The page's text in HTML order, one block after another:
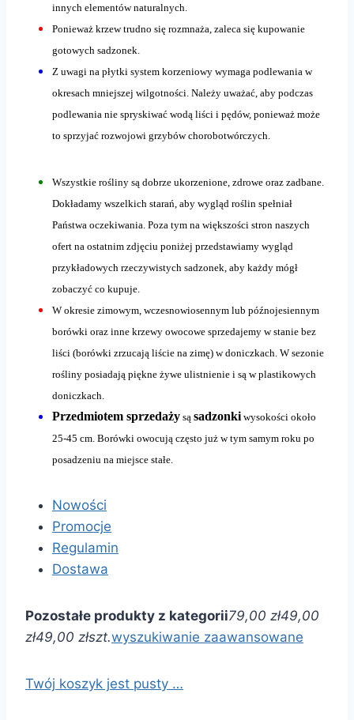
innych elementów naturalnych.
Ponieważ krzew trudno się rozmnaża, zaleca się kupowanie
gotowych sadzonek.
Z uwagi na płytki system korzeniowy wymaga podlewania w
okresach mniejszej wilgotności. Należy uważać, aby podczas
podlewania nie spryskiwać wodą liści i pędów, ponieważ może
to sprzyjać rozwojowi grzybów chorobotwórczych.
Wszystkie rośliny są dobrze ukorzenione, zdrowe oraz zadbane.
Dokładamy wszelkich starań, aby wygląd roślin spełniał
Państwa oczekiwania. Poza tym na większości stron naszych
ofert na ostatnim zdjęciu poniżej przedstawiamy wygląd
przykładowych rzeczywistych sadzonek, aby każdy mógł
zobaczyć co kupuje.
W okresie zimowym, wczesnowiosennym lub późnojesiennym
borówki oraz inne krzewy owocowe sprzedajemy w stanie bez
liści (borówki zrzucają liście na zimę) w doniczkach. W sezonie
rośliny posiadają piękne żywe ulistnienie i są w plastikowych
doniczkach.
Przedmiotem sprzedaży są sadzonki wysokości około
25-45 cm. Borówki owocują często już w tym samym roku po
posadzeniu na miejsce stałe.
Nowości
Promocje
Regulamin
Dostawa
Pozostałe produkty z kategorii79,00 zł49,00
zł49,00 złszt.wyszukiwanie zaawansowane
Twój koszyk jest pusty …